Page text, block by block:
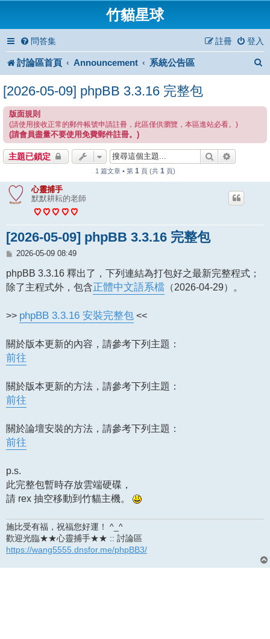
竹貓星球
問答集 登入
註冊
討論區首頁 Announcement 系統公告區
[2026-05-09] phpBB 3.3.16 完整包
版面規則
(請使用接收正常的郵件帳號申請註冊，此區僅供瀏覽，本區進站必看。)
(請會員盡量不要使用免費郵件註冊。)
主題已鎖定 搜尋
1 篇文章 • 第 1 頁 (共 1 頁)
心靈捕手
默默耕耘的老師
[2026-05-09] phpBB 3.3.16 完整包
文
2026-05-09 08:49
phpBB 3.3.16 釋出了，下列連結為打包好之最新完整程式；
除了主程式外，包含正體中文語系檔 （2026-04-29）。
>> phpBB 3.3.16 安裝完整包 <<
關於版本更新的內容，請參考下列主題：
前往
關於版本更新的方法，請參考下列主題：
前往
關於論壇安裝的方法，請參考下列主題：
前往
p.s.
此完整包暫時存放雲端硬碟，
請 rex 抽空移動到竹貓主機。
施比受有福，祝福您好運！ ^_^
歡迎光臨★★心靈捕手★★ :: 討論區
https://wang5555.dnsfor.me/phpBB3/